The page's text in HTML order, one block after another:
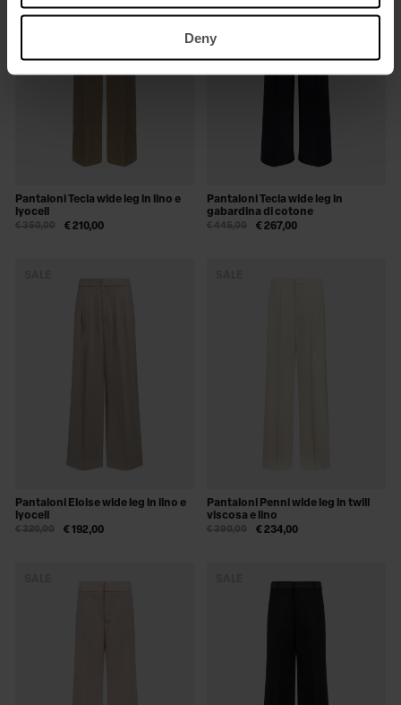
Deny
Pantaloni Tecla wide leg in lino e
lyocell
€ 210,00
€ 350,00
Pantaloni Tecla wide leg in
gabardina di cotone
€ 267,00
€ 445,00
Pantaloni Eloise wide leg in lino e
lyocell
€ 192,00
€ 320,00
Pantaloni Penni wide leg in twill
viscosa e lino
€ 234,00
€ 390,00